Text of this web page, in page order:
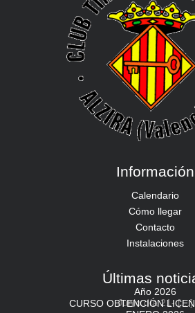
Información
Calendario
Cómo llegar
Contacto
Instalaciones
Últimas
Año 2026
Junio día 21-[…]
CURSO OBTENCIÓN